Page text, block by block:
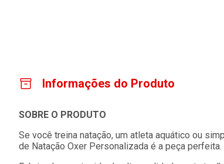
Informações do Produto
SOBRE O PRODUTO
Se você treina natação, um atleta aquático ou
de Natação Oxer Personalizada é a peça perfeita.